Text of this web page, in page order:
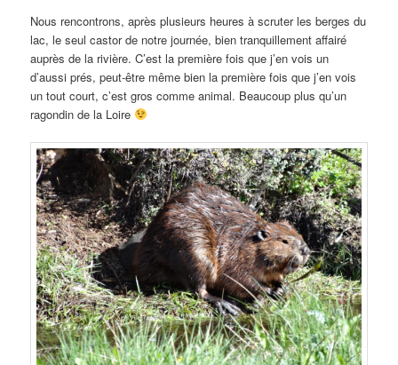
Nous rencontrons, après plusieurs heures à scruter les berges du
lac, le seul castor de notre journée, bien tranquillement affairé
auprès de la rivière. C’est la première fois que j’en vois un
d’aussi prés, peut-être même bien la première fois que j’en vois
un tout court, c’est gros comme animal. Beaucoup plus qu’un
ragondin de la Loire